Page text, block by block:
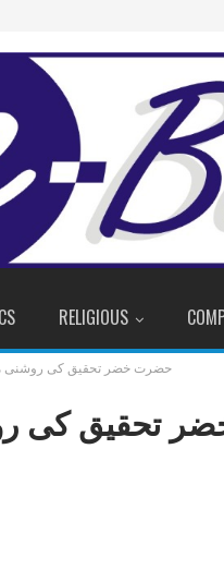
RELIGIOUS
حضرت خضر تحقیق کی روشنی
تحقیق کی